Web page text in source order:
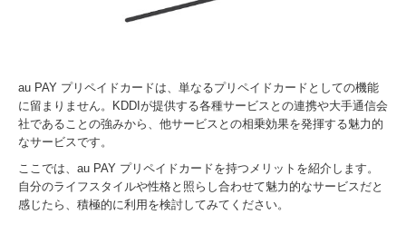
au PAY プリペイドカードは、単なるプリペイドカードとしての機能
に留まりません。KDDIが提供する各種サービスとの連携や大手通信会
社であることの強みから、他サービスとの相乗効果を発揮する魅力的
なサービスです。
ここでは、au PAY プリペイドカードを持つメリットを紹介します。
自分のライフスタイルや性格と照らし合わせて魅力的なサービスだと
感じたら、積極的に利用を検討してみてください。